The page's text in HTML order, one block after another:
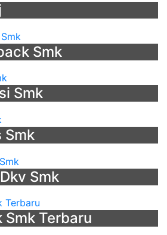
Smk
Smk
Smk
Smk
Smk Terbaru